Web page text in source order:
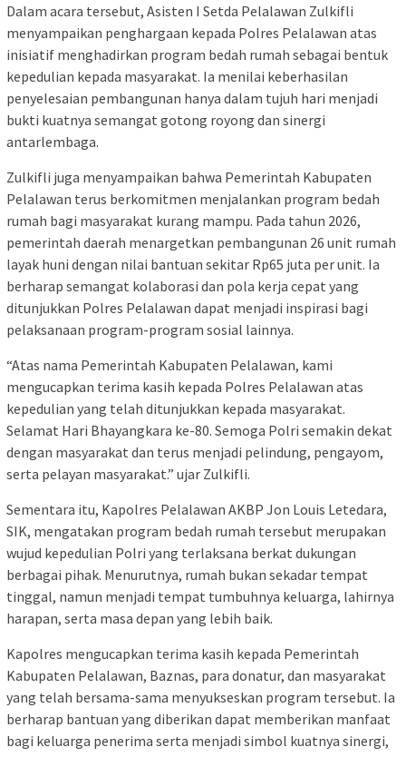
Dalam acara tersebut, Asisten I Setda Pelalawan Zulkifli
menyampaikan penghargaan kepada Polres Pelalawan atas
inisiatif menghadirkan program bedah rumah sebagai bentuk
kepedulian kepada masyarakat. Ia menilai keberhasilan
penyelesaian pembangunan hanya dalam tujuh hari menjadi
bukti kuatnya semangat gotong royong dan sinergi
antarlembaga.
Zulkifli juga menyampaikan bahwa Pemerintah Kabupaten
Pelalawan terus berkomitmen menjalankan program bedah
rumah bagi masyarakat kurang mampu. Pada tahun 2026,
pemerintah daerah menargetkan pembangunan 26 unit rumah
layak huni dengan nilai bantuan sekitar Rp65 juta per unit. Ia
berharap semangat kolaborasi dan pola kerja cepat yang
ditunjukkan Polres Pelalawan dapat menjadi inspirasi bagi
pelaksanaan program-program sosial lainnya.
“Atas nama Pemerintah Kabupaten Pelalawan, kami
mengucapkan terima kasih kepada Polres Pelalawan atas
kepedulian yang telah ditunjukkan kepada masyarakat.
Selamat Hari Bhayangkara ke-80. Semoga Polri semakin dekat
dengan masyarakat dan terus menjadi pelindung, pengayom,
serta pelayan masyarakat.” ujar Zulkifli.
Sementara itu, Kapolres Pelalawan AKBP Jon Louis Letedara,
SIK, mengatakan program bedah rumah tersebut merupakan
wujud kepedulian Polri yang terlaksana berkat dukungan
berbagai pihak. Menurutnya, rumah bukan sekadar tempat
tinggal, namun menjadi tempat tumbuhnya keluarga, lahirnya
harapan, serta masa depan yang lebih baik.
Kapolres mengucapkan terima kasih kepada Pemerintah
Kabupaten Pelalawan, Baznas, para donatur, dan masyarakat
yang telah bersama-sama menyukseskan program tersebut. Ia
berharap bantuan yang diberikan dapat memberikan manfaat
bagi keluarga penerima serta menjadi simbol kuatnya sinergi,